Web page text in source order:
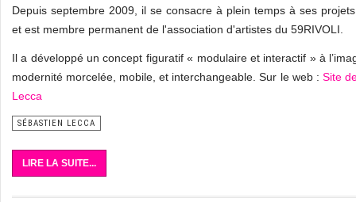
Depuis septembre 2009, il se consacre à plein temps à ses
et est membre permanent de l'association d'artistes du 59RIVOLI.
Il a développé un concept figuratif « modulaire et interactif » à
modernité morcelée, mobile, et interchangeable. Sur le web : Site
Lecca
SÉBASTIEN LECCA
LIRE LA SUITE...